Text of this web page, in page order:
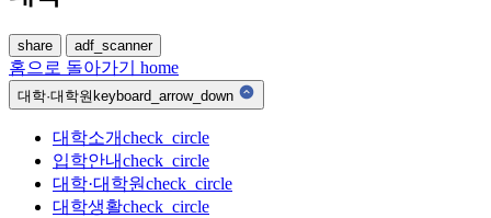
share adf_scanner
홈으로 돌아가기 home
대학·대학원keyboard_arrow_down
대학소개check_circle
입학안내check_circle
대학·대학원check_circle
대학생활check_circle